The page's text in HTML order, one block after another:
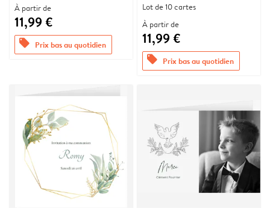
À partir de
11,99 €
offers Prix bas au quotidien
Lot de 10 cartes
À partir de
11,99 €
offers Prix bas au quotidien